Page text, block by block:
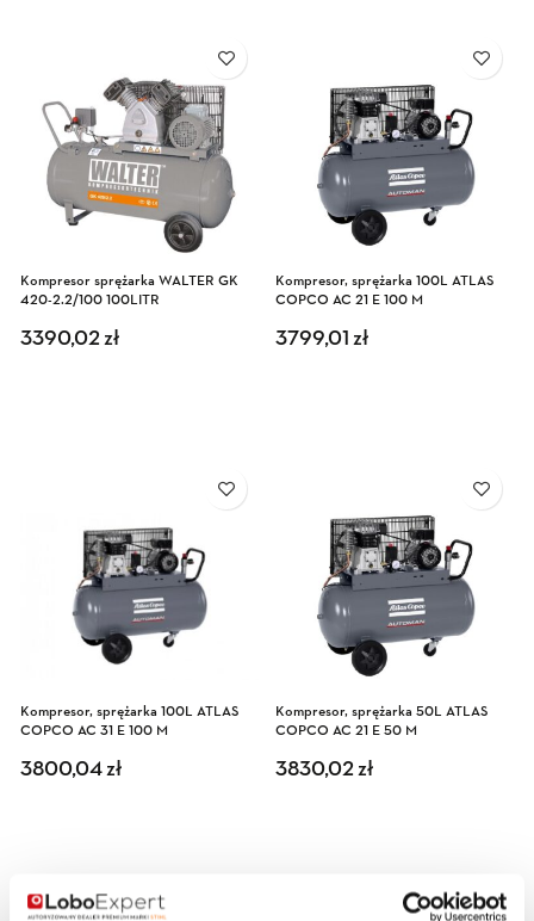
Kompresor sprężarka WALTER GK
420-2.2/100 100LITR
3390,02zł
Kompresor, sprężarka 100L ATLAS
COPCO AC 21 E 100 M
3799,01zł
Kompresor, sprężarka 100L ATLAS
COPCO AC 31 E 100 M
3800,04zł
Kompresor, sprężarka 50L ATLAS
COPCO AC 21 E 50 M
3830,02zł